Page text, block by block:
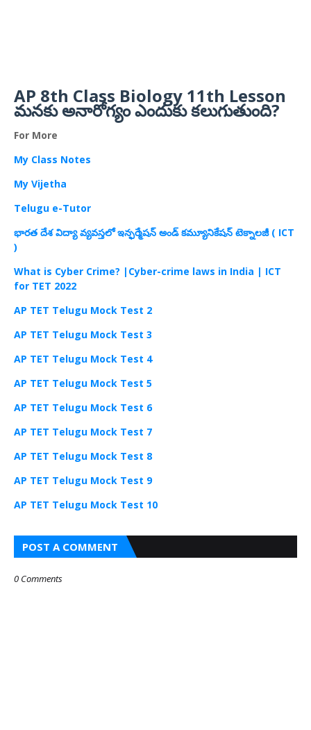
AP 8th Class Biology 11th Lesson
మనకు అనారోగ్యం ఎందుకు కలుగుతుంది?
For More
My Class Notes
My Vijetha
Telugu e-Tutor
భారత దేశ విద్యా వ్యవస్తలో ఇన్ఫర్మేషన్ అండ్ కమ్యూనికేషన్ టెక్నాలజీ ( ICT
)
What is Cyber Crime? |Cyber-crime laws in India | ICT
for TET 2022
AP TET Telugu Mock Test 2
AP TET Telugu Mock Test 3
AP TET Telugu Mock Test 4
AP TET Telugu Mock Test 5
AP TET Telugu Mock Test 6
AP TET Telugu Mock Test 7
AP TET Telugu Mock Test 8
AP TET Telugu Mock Test 9
AP TET Telugu Mock Test 10
POST A COMMENT
0 Comments